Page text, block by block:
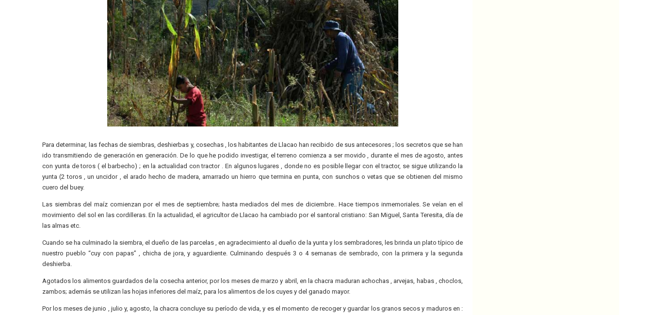
Para determinar, las fechas de siembras, deshierbas y, cosechas , los habitantes de Llacao han recibido de sus antecesores ; los secretos que se han
ido transmitiendo de generación en generación. De lo que he podido investigar, el terreno comienza a ser movido , durante el mes de agosto, antes
con yunta de toros ( el barbecho) ; en la actualidad con tractor . En algunos lugares , donde no es posible llegar con el tractor, se sigue utilizando la
yunta (2 toros , un uncidor , el arado hecho de madera, amarrado un hierro que termina en punta, con sunchos o vetas que se obtienen del mismo
cuero del buey.
Las siembras del maíz comienzan por el mes de septiembre; hasta mediados del mes de diciembre.. Hace tiempos inmemoriales. Se veían en el
movimiento del sol en las cordilleras. En la actualidad, el agricultor de Llacao ha cambiado por el santoral cristiano: San Miguel, Santa Teresita, día de
las almas etc.
Cuando se ha culminado la siembra, el dueño de las parcelas , en agradecimiento al dueño de la yunta y los sembradores, les brinda un plato típico de
nuestro pueblo “cuy con papas” , chicha de jora, y aguardiente. Culminando después 3 o 4 semanas de sembrado, con la primera y la segunda
deshierba.
Agotados los alimentos guardados de la cosecha anterior, por los meses de marzo y abril, en la chacra maduran achochas , arvejas, habas , choclos,
zambos; además se utilizan las hojas inferiores del maíz, para los alimentos de los cuyes y del ganado mayor.
Por los meses de junio , julio y, agosto, la chacra concluye su período de vida, y es el momento de recoger y guardar los granos secos y maduros en :